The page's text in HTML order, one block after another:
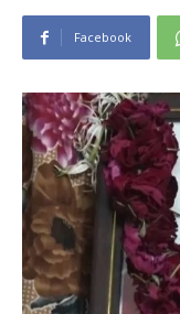
Facebook